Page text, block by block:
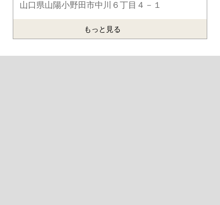
山口県山陽小野田市中川６丁目４－１
もっと見る